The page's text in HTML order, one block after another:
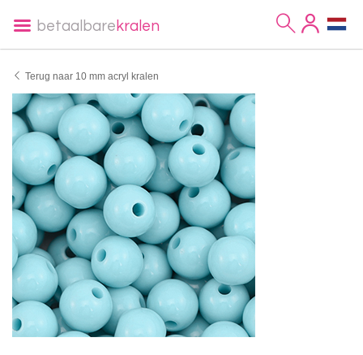
betaalbare kralen
Terug naar 10 mm acryl kralen